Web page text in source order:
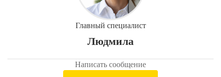
Главный специалист
Людмила
Написать сообщение